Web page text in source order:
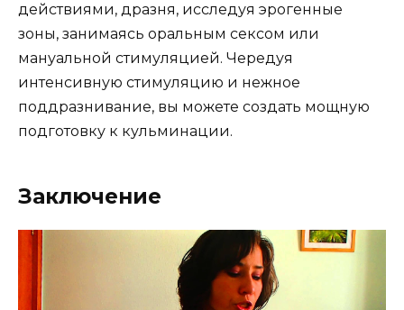
действиями, дразня, исследуя эрогенные
зоны, занимаясь оральным сексом или
мануальной стимуляцией. Чередуя
интенсивную стимуляцию и нежное
поддразнивание, вы можете создать мощную
подготовку к кульминации.
Заключение